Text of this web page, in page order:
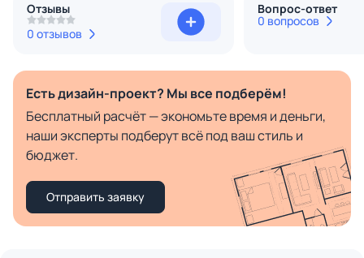
Отзывы
0 отзывов
Вопрос-ответ
0 вопросов
Есть дизайн-проект? Мы все подберём!
Бесплатный расчёт — экономьте время и деньги,
наши эксперты подберут всё под ваш стиль и
бюджет.
Отправить заявку